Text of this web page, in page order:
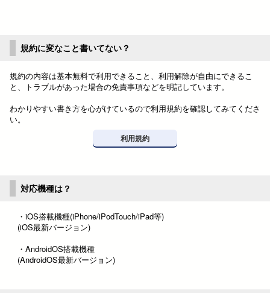
規約に変なこと書いてない？
規約の内容は基本無料で利用できること、利用解除が自由にできるこ
と、トラブルがあった場合の免責事項などを明記しています。
わかりやすい書き方を心がけているので利用規約を確認してみてくださ
い。
利用規約
対応機種は？
・iOS搭載機種(iPhone/iPodTouch/iPad等)
(iOS最新バージョン)
・AndroidOS搭載機種
(AndroidOS最新バージョン)